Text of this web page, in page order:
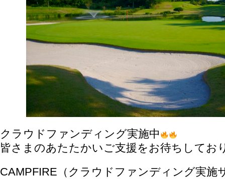
クラウドファンディング実施中
皆さまのあたたかいご支援をお待ちしてお
CAMPFIRE（クラウドファンディング実施